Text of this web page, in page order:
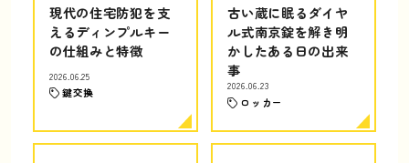
現代の住宅防犯を支
えるディンプルキー
の仕組みと特徴
2026.06.25
鍵交換
古い蔵に眠るダイヤ
ル式南京錠を解き明
かしたある日の出来
事
2026.06.23
ロッカー